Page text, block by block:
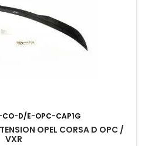
CO-D/E-OPC-CAP1G
OPEL CORSA D OPC /
VXR